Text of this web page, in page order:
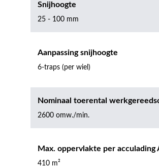
Snijhoogte
25 - 100 mm
Aanpassing snijhoogte
6-traps (per wiel)
Nominaal toerental
2600 omw./min.
Max. oppervlakte per acculading
410 m²